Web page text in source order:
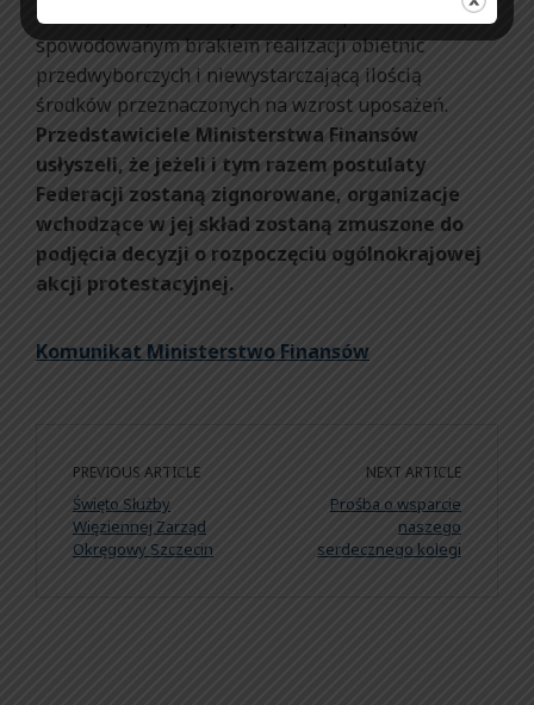
wśród funkcjonariuszy i o zniecierpliwieniu
spowodowanym brakiem realizacji obietnic
przedwyborczych i niewystarczającą ilością
środków przeznaczonych na wzrost uposażeń.
Przedstawiciele Ministerstwa Finansów
usłyszeli, że jeżeli i tym razem postulaty
Federacji zostaną zignorowane, organizacje
wchodzące w jej skład zostaną zmuszone do
podjęcia decyzji o rozpoczęciu ogólnokrajowej
akcji protestacyjnej.
Komunikat Ministerstwo Finansów
PREVIOUS ARTICLE
Święto Służby
Więziennej Zarząd
Okręgowy Szczecin
NEXT ARTICLE
Prośba o wsparcie
naszego
serdecznego kolegi